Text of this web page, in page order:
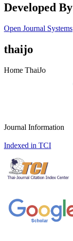
Developed By
Open Journal Systems
thaijo
Home ThaiJo
Journal Information
Indexed in TCI